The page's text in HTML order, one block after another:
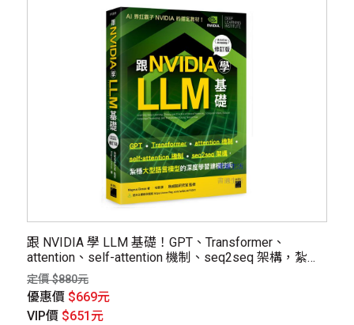
跟 NVIDIA 學 LLM 基礎！GPT、Transformer、
attention、self-attention 機制、seq2seq 架構，紮穩
大型語言模型的深度學習建模技術 （《跟 NVIDIA 學
深度學習》修訂版）
定價 $880元
優惠價 $669元
VIP價 $651元